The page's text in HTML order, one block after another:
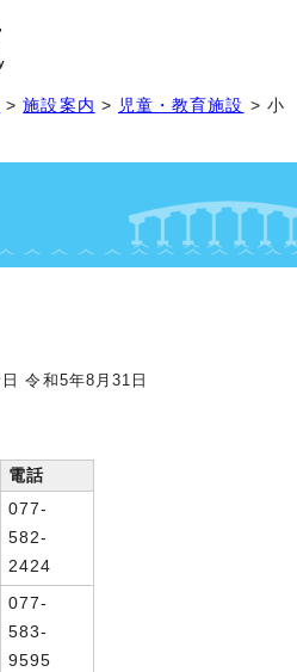
>施設案内 > 児童・教育施設 > 小
令和5年8月31日
電話
077-
582-
2424
077-
583-
9595